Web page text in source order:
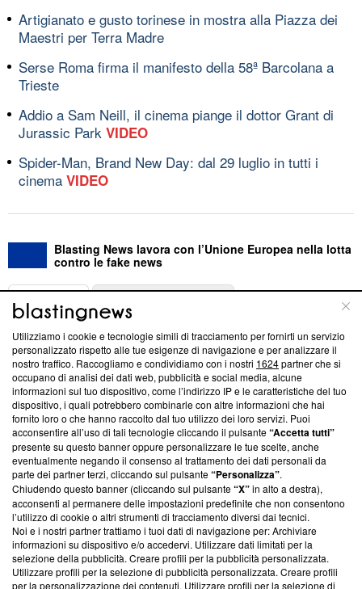
Artigianato e gusto torinese in mostra alla Piazza dei
Maestri per Terra Madre
Serse Roma firma il manifesto della 58ª Barcolana a
Trieste
Addio a Sam Neill, il cinema piange il dottor Grant di
Jurassic Park VIDEO
Spider-Man, Brand New Day: dal 29 luglio in tutti i
cinema VIDEO
Blasting News lavora con l’Unione Europea nella lotta
contro le fake news
ABOUT
Questa sezione offre informazioni trasparenti su Blasting
News, sui nostri processi editoriali e su come ci impegniamo a
creare news di qualità. Inoltre, afferma la nostra aderenza a
‘Trust Project - News with Integrity’Blasting News non è
ancora membro del programma, ma ha richiesto di farne
parte; Trust Project non ha ancora effettuato una verifica di
conformità agli standard.
Su di noi
Team editoriale
Corporate
Redazione
Utilizziamo i cookie e tecnologie simili di tracciamento per fornirti un servizio
personalizzato rispetto alle tue esigenze di navigazione e per analizzare il
nostro traffico. Raccogliamo e condividiamo con i nostri 1624partner che si
occupano di analisi dei dati web, pubblicità e social media, alcune
informazioni sul tuo dispositivo, come l’indirizzo IP e le caratteristiche del tuo
dispositivo, i quali potrebbero combinarle con altre informazioni che hai
fornito loro o che hanno raccolto dal tuo utilizzo dei loro servizi. Puoi
acconsentire all’uso di tali tecnologie cliccando il pulsante“Accetta tutti”
presente su questo banner oppure personalizzare le tue scelte, anche
eventualmente negando il consenso al trattamento dei dati personali da
parte dei partner terzi, cliccando sul pulsante“Personalizza”.
Chiudendo questo banner (cliccando sul pulsante“X”in alto a destra),
acconsenti al permanere delle impostazioni predefinite che non consentono
l’utilizzo di cookie o altri strumenti di tracciamento diversi dai tecnici.
Noi e i nostri partner trattiamo i tuoi dati di navigazione per: Archiviare
informazioni su dispositivo e/o accedervi. Utilizzare dati limitati per la
selezione della pubblicità. Creare profili per la pubblicità personalizzata.
Utilizzare profili per la selezione di pubblicità personalizzata. Creare profili
per la personalizzazione dei contenuti. Utilizzare profili per la selezione di